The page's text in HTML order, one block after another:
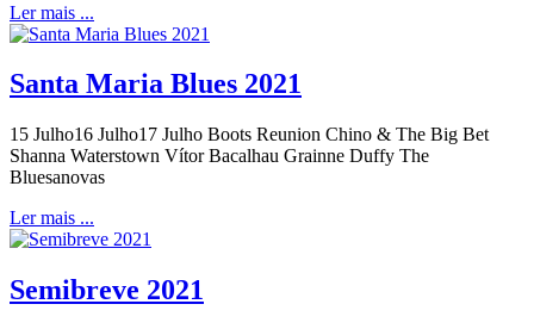
Ler mais ...
Santa Maria Blues 2021
15 Julho16 Julho17 Julho Boots Reunion Chino & The Big Bet
Shanna Waterstown Vítor Bacalhau Grainne Duffy The
Bluesanovas
Ler mais ...
Semibreve 2021